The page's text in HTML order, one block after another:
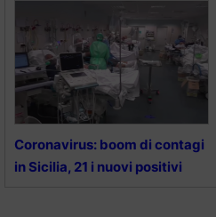
Coronavirus: boom di contagi
in Sicilia, 21 i nuovi positivi